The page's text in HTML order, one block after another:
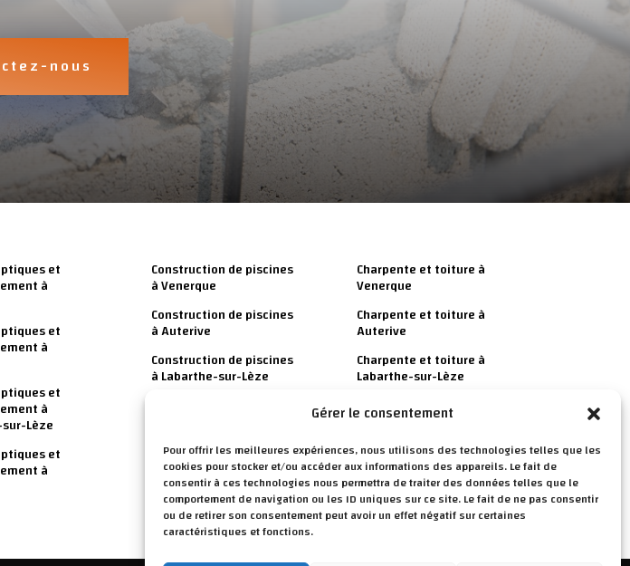
Gérer le consentement
Pour offrir les meilleures expériences, nous utilisons des technologies telles que les
cookies pour stocker et/ou accéder aux informations des appareils. Le fait de
consentir à ces technologies nous permettra de traiter des données telles que le
comportement de navigation ou les ID uniques sur ce site. Le fait de ne pas consentir
ou de retirer son consentement peut avoir un effet négatif sur certaines
caractéristiques et fonctions.
nous
et
à
et
à
et
à
Lèze
et
à
Construction de piscines
à Venerque
Construction de piscines
à Auterive
Construction de piscines
à Labarthe-sur-Lèze
Charpente et toiture à
Venerque
Charpente et toiture à
Auterive
Charpente et toiture à
Labarthe-sur-Lèze
Charpente et toiture à
Calmont